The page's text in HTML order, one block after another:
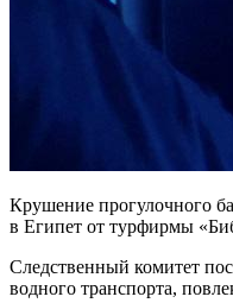
Крушение прогулочного
в Египет от турфирмы
Следственный комитет
водного транспорта,